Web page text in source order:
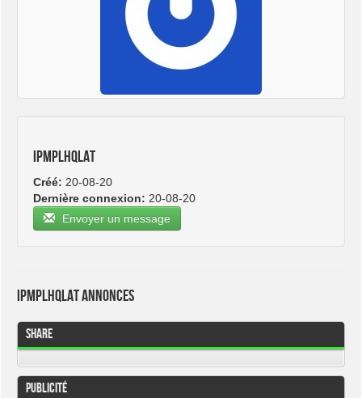
ipmplhqlat
Créé: 20-08-20
Dernière connexion: 20-08-20
Envoyer un message
ipmplhqlat Annonces
Share
Publicité